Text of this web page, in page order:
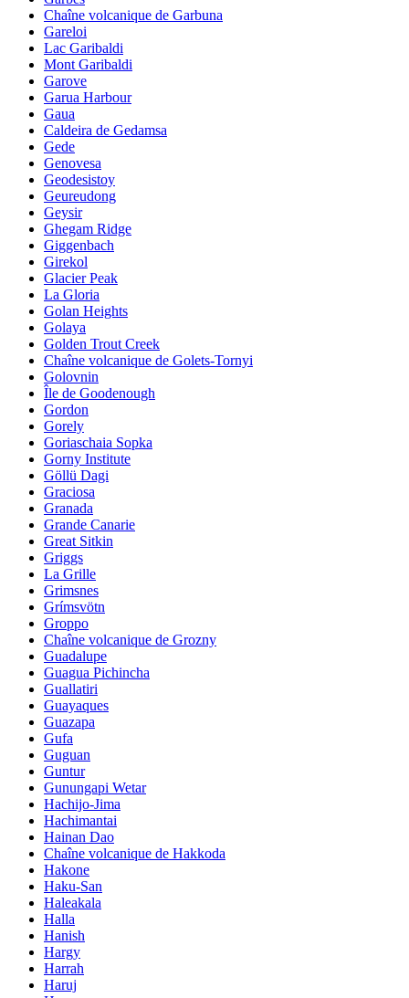
Chaîne volcanique de Garbuna
Gareloi
Lac Garibaldi
Mont Garibaldi
Garove
Garua Harbour
Gaua
Caldeira de Gedamsa
Gede
Genovesa
Geodesistoy
Geureudong
Geysir
Ghegam Ridge
Giggenbach
Girekol
Glacier Peak
La Gloria
Golan Heights
Golaya
Golden Trout Creek
Chaîne volcanique de Golets-Tornyi
Golovnin
Île de Goodenough
Gordon
Gorely
Goriaschaia Sopka
Gorny Institute
Göllü Dagi
Graciosa
Granada
Grande Canarie
Great Sitkin
Griggs
La Grille
Grimsnes
Grímsvötn
Groppo
Chaîne volcanique de Grozny
Guadalupe
Guagua Pichincha
Guallatiri
Guayaques
Guazapa
Gufa
Guguan
Guntur
Gunungapi Wetar
Hachijo-Jima
Hachimantai
Hainan Dao
Chaîne volcanique de Hakkoda
Hakone
Haku-San
Haleakala
Halla
Hanish
Hargy
Harrah
Haruj